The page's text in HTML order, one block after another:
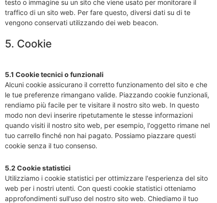
testo o immagine su un sito che viene usato per monitorare il
traffico di un sito web. Per fare questo, diversi dati su di te
vengono conservati utilizzando dei web beacon.
5. Cookie
5.1 Cookie tecnici o funzionali
Alcuni cookie assicurano il corretto funzionamento del sito e che
le tue preferenze rimangano valide. Piazzando cookie funzionali,
rendiamo più facile per te visitare il nostro sito web. In questo
modo non devi inserire ripetutamente le stesse informazioni
quando visiti il nostro sito web, per esempio, l'oggetto rimane nel
tuo carrello finché non hai pagato. Possiamo piazzare questi
cookie senza il tuo consenso.
5.2 Cookie statistici
Utilizziamo i cookie statistici per ottimizzare l'esperienza del sito
web per i nostri utenti. Con questi cookie statistici otteniamo
approfondimenti sull'uso del nostro sito web. Chiediamo il tuo